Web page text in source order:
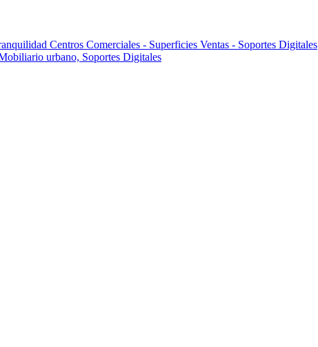
Centros Comerciales - Superficies Ventas - Soportes Digitales
urbano, Soportes Digitales